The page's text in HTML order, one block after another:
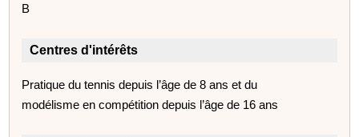
B
Centres d'intérêts
Pratique du tennis depuis l’âge de 8 ans et du
modélisme en compétition depuis l’âge de 16 ans